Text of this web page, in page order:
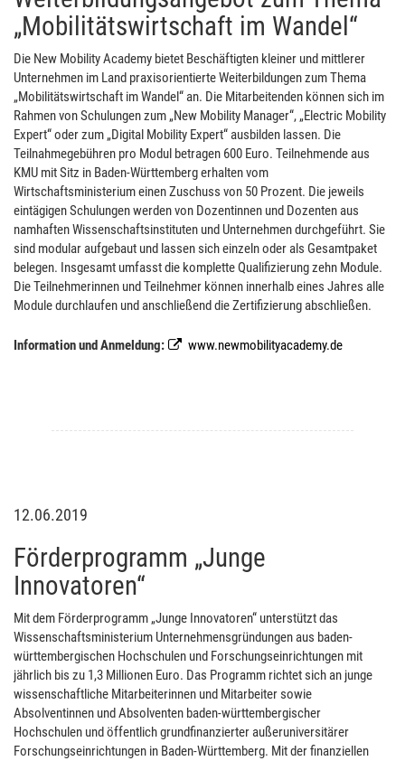
„Mobilitätswirtschaft im Wandel“
Die New Mobility Academy bietet Beschäftigten kleiner und mittlerer
Unternehmen im Land praxisorientierte Weiterbildungen zum Thema
„Mobilitätswirtschaft im Wandel“ an. Die Mitarbeitenden können sich im
Rahmen von Schulungen zum „New Mobility Manager“, „Electric Mobility
Expert“ oder zum „Digital Mobility Expert“ ausbilden lassen. Die
Teilnahmegebühren pro Modul betragen 600 Euro. Teilnehmende aus
KMU mit Sitz in Baden-Württemberg erhalten vom
Wirtschaftsministerium einen Zuschuss von 50 Prozent. Die jeweils
eintägigen Schulungen werden von Dozentinnen und Dozenten aus
namhaften Wissenschaftsinstituten und Unternehmen durchgeführt. Sie
sind modular aufgebaut und lassen sich einzeln oder als Gesamtpaket
belegen. Insgesamt umfasst die komplette Qualifizierung zehn Module.
Die Teilnehmerinnen und Teilnehmer können innerhalb eines Jahres alle
Module durchlaufen und anschließend die Zertifizierung abschließen.
Information und Anmeldung: www.newmobilityacademy.de
12.06.2019
Förderprogramm „Junge
Innovatoren“
Mit dem Förderprogramm „Junge Innovatoren“ unterstützt das
Wissenschaftsministerium Unternehmensgründungen aus baden-
württembergischen Hochschulen und Forschungseinrichtungen mit
jährlich bis zu 1,3 Millionen Euro. Das Programm richtet sich an junge
wissenschaftliche Mitarbeiterinnen und Mitarbeiter sowie
Absolventinnen und Absolventen baden-württembergischer
Hochschulen und öffentlich grundfinanzierter außeruniversitärer
Forschungseinrichtungen in Baden-Württemberg. Mit der finanziellen